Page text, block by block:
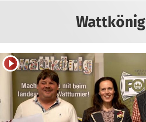
Wattkönig